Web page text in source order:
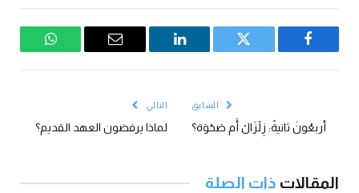
فيسبوك تويتر لينكدإن
البريد
واتساب
السابق
أربعُونَ ثانيةً: زِلْزَالْ أَم صَحْوَة؟
التالي
لماذا يرفضون العهد القديم؟
المقالات ذات الصلة